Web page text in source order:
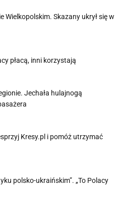
Skazany ukrył się w
płacą, inni korzystają
Jechała hulajnogą
Kresy.pl i pomóż utrzymać
polsko-ukraińskim”. „To Polacy